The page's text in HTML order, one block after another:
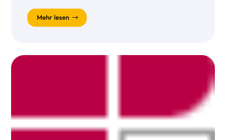
Mehr lesen